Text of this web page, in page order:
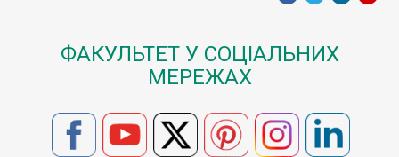
ФАКУЛЬТЕТ У СОЦІАЛЬНИХ
МЕРЕЖАХ